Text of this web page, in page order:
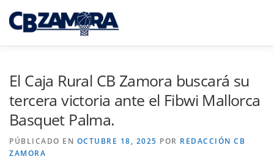
contenido
CAJA RURAL CB ZAMORA
El Caja Rural CB Zamora buscará su
tercera victoria ante el Fibwi Mallorca
Basquet Palma.
PÚBLICADO EN OCTUBRE 18, 2025 POR REDACCIÓN CB
ZAMORA